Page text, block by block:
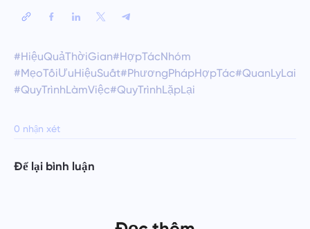
#HiệuQuảThờiGian#HợpTácNhóm
#MẹoTốiƯuHiệuSuất#PhươngPhápHợpTác#QuanLyLai
#QuyTrìnhLàmViệc#QuyTrìnhLặpLại
0 nhận xét
Để lại bình luận